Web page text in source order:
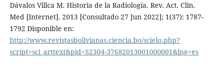
Dávalos Villca M. Historia de la Radiología. Rev. Act. Clin.
Med [Internet]. 2013 [Consultado 27 Jun 2022]; 1(37): 1787-
1792 Disponible en:
http://www.revistasbolivianas.ciencia.bo/scielo.php?
script=sci_arttext&pid=S2304-37682013001000001&lng=es